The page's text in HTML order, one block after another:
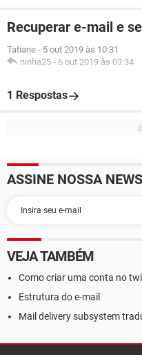
Recuperar e-mail e
Tatiane - 5 out 2019 às 10:31
ninha25 - 6 out 2019 às 03:34
1 Respostas
ASSINE NOSSA
VEJA TAMBÉM
Como criar uma conta no
Estrutura do e-mail
Mail delivery subsystem